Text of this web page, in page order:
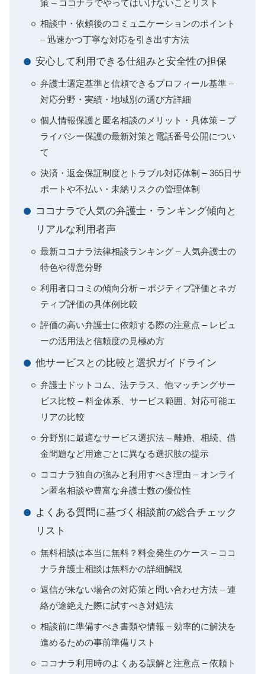
策 – ココナラでやってはいけないことリスト
相談中・依頼後のコミュニケーションのポイント
– 迅速かつ丁寧な対応を引き出す方法
安心して利用できる仕組みと安全性の担保
弁護士選定基準と信頼できるプロフィール基準 –
対応分野・実績・地域別の選び方詳細
個人情報保護と匿名相談のメリット・具体策 – プ
ライバシー保護の最新対策と電話番号公開につい
て
決済・返金保証制度とトラブル対応体制 – 365日サ
ポートや不払い・未納リスクの管理体制
ココナラで人気の弁護士・ランキング傾向と
リアルな利用者声
最新ココナラ法律相談ランキング – 人気弁護士の
特色や得意分野
利用者口コミの傾向分析 – ポジティブ評価とネガ
ティブ評価の具体例比較
評価の高い弁護士に依頼する際の注意点 – レビュ
ーの活用法と信頼度の見極め方
他サービスとの比較と選択ガイドライン
弁護士ドットコム、法テラス、他マッチングサー
ビス比較 – 料金体系、サービス範囲、対応可能エ
リアの比較
分野別に最適なサービス選択法 – 離婚、相続、借
金問題など用途ごとに異なる選択肢の提示
ココナラ独自の強みと利用すべき理由 – オンライ
ン匿名相談や豊富な弁護士数の優位性
よくある質問に基づく相談前の総合チェック
リスト
無料相談は本当に無料？料金発生のケース – ココ
ナラ弁護士相談は無料かの詳細解説
返信が来ない場合の対応策と問い合わせ方法 – 連
絡が途絶えた際に試すべき対処法
相談前に準備すべき書類や情報 – 効率的に解決を
進めるための事前準備リスト
ココナラ利用時のよくある誤解と注意点 – 依頼ト